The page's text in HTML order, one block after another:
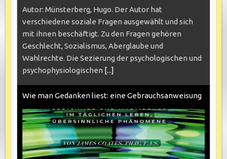
Autor: Münsterberg, Hugo. Der Autor hat
verschiedene soziale Fragen ausgewählt und sich
mit ihnen beschäftigt. Zu den Fragen gehören
Geschlecht, Sozialismus, Aberglaube und
Wahlrechte. Die Sezierung der psychologischen und
psychophysiologischen [...]
Wie man Gedanken liest: eine Gebrauchsanweisung